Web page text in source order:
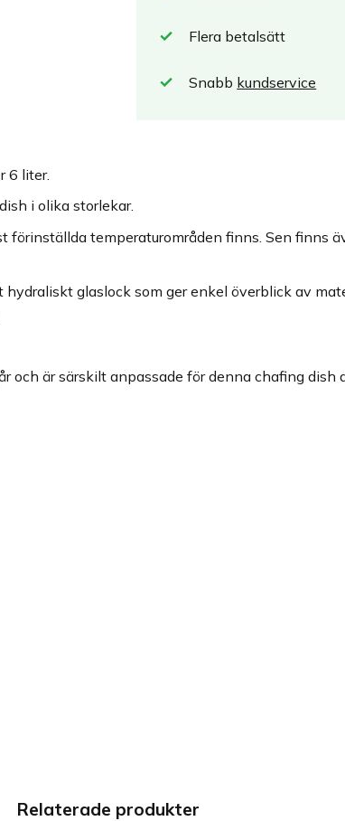
Flera betalsätt
Snabb kundservice
6 liter.
i olika storlekar.
förinställda temperaturområden finns. Sen finns
glaslock som ger enkel överblick av
är särskilt anpassade för denna chafing dish
Relaterade produkter